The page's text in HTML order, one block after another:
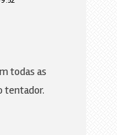
todas as
tentador.